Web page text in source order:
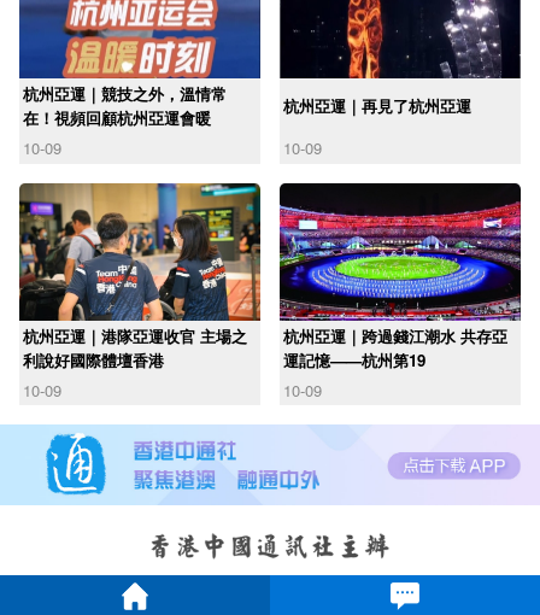
杭州亞運｜競技之外，溫情常
在！視頻回顧杭州亞運會暖
10-09
杭州亞運｜再見了杭州亞運
10-09
杭州亞運｜港隊亞運收官 主場之
利說好國際體壇香港
10-09
杭州亞運｜跨過錢江潮水 共存亞
運記憶——杭州第19
10-09